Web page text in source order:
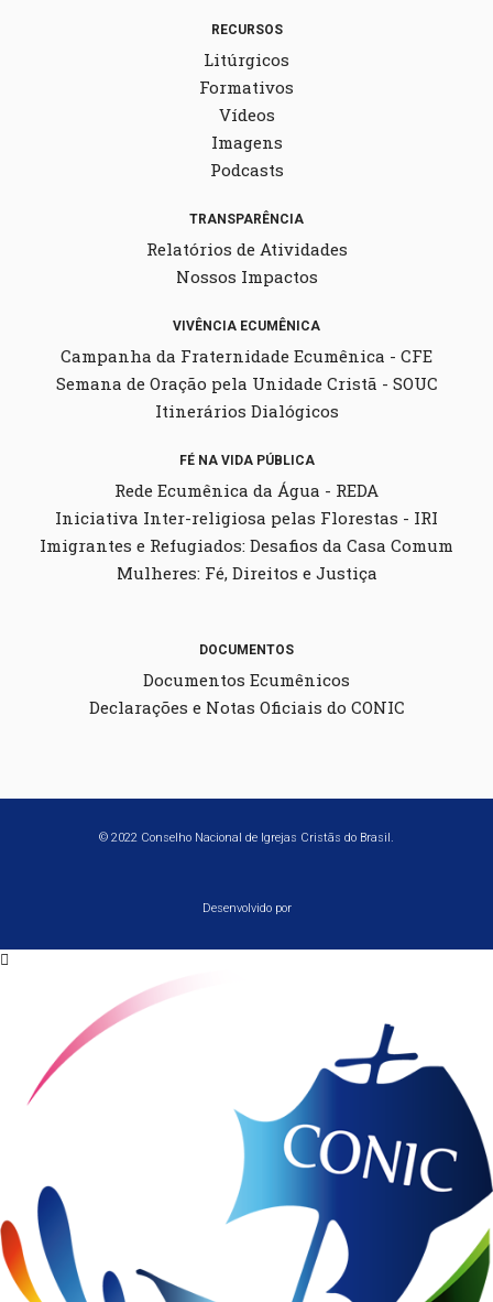
RECURSOS
Litúrgicos
Formativos
Vídeos
Imagens
Podcasts
TRANSPARÊNCIA
Relatórios de Atividades
Nossos Impactos
VIVÊNCIA ECUMÊNICA
Campanha da Fraternidade Ecumênica - CFE
Semana de Oração pela Unidade Cristã - SOUC
Itinerários Dialógicos
FÉ NA VIDA PÚBLICA
Rede Ecumênica da Água - REDA
Iniciativa Inter-religiosa pelas Florestas - IRI
Imigrantes e Refugiados: Desafios da Casa Comum
Mulheres: Fé, Direitos e Justiça
DOCUMENTOS
Documentos Ecumênicos
Declarações e Notas Oficiais do CONIC
© 2022 Conselho Nacional de Igrejas Cristãs do Brasil.
Desenvolvido por